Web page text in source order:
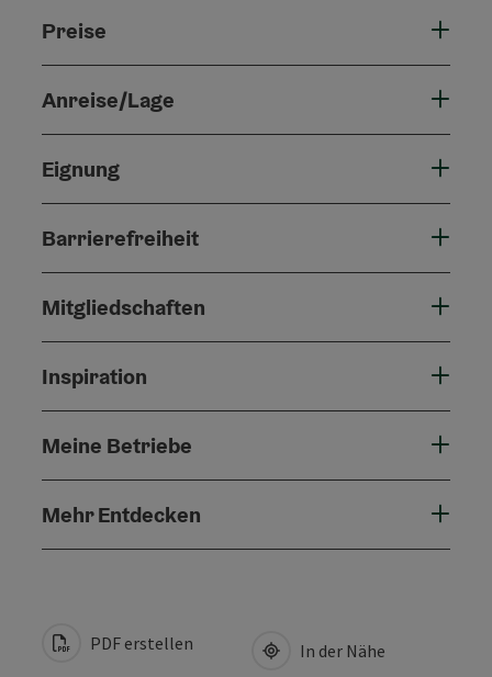
Preise
Anreise/Lage
Eignung
Barrierefreiheit
Mitgliedschaften
Inspiration
Meine Betriebe
Mehr Entdecken
PDF erstellen In der Nähe